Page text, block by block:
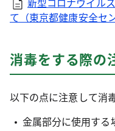
て（東京都健康安全セ
消毒をする際の
以下の点に注意して消
金属部分に使用す